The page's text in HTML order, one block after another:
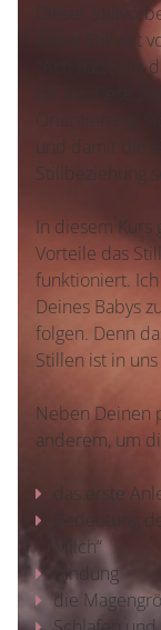
Dieser
deine Stillzeit
"Ach hätte ich
Dir für diese
Orientierung,
und damit die
Stillbeziehung
In diesem Kurs
Vorteile das
funktioniert. Ich
Deines Babys
folgen. Denn
Stillen ist in
Neben Deinen
anderem, um
das erste
Bedeutung
Milch“
Bindung
die